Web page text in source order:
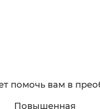
помочь вам в
Повышенная